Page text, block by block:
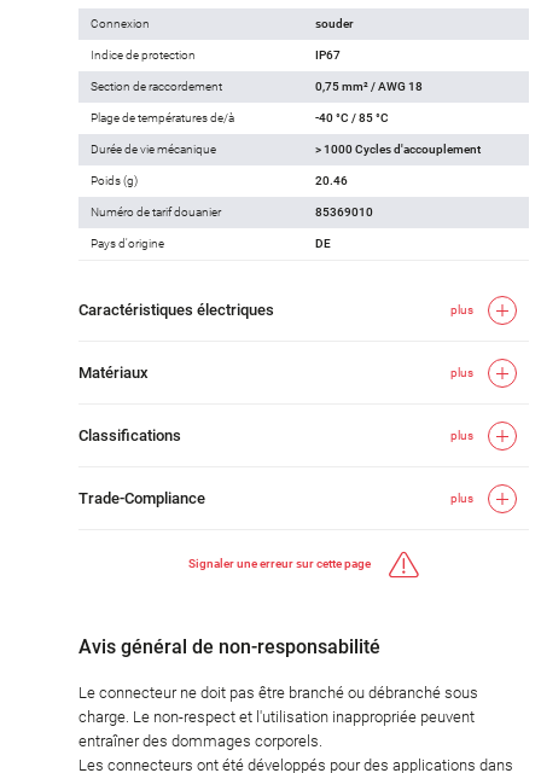
Connexion souder
Indice de protection IP67
Section de raccordement 0,75 mm² / AWG 18
Plage de températures de/à -40 °C / 85 °C
Durée de vie mécanique > 1000 Cycles d'accouplement
Poids (g) 20.46
Numéro de tarif douanier 85369010
Pays d'origine DE
Caractéristiques électriques plus
Matériaux plus
Classifications plus
Trade-Compliance plus
Signaler une erreur sur cette page
Avis général de non-responsabilité
Le connecteur ne doit pas être branché ou débranché sous
charge. Le non-respect et l'utilisation inappropriée peuvent
entraîner des dommages corporels.
Les connecteurs ont été développés pour des applications dans